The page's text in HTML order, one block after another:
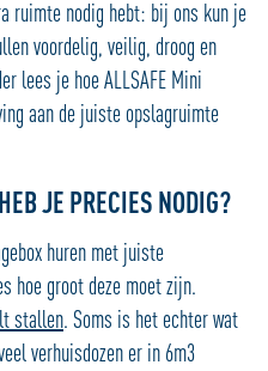
ruimte nodig hebt: bij ons kun je
voordelig, veilig, droog en
lees je hoe ALLSAFE Mini
aan de juiste opslagruimte
JE PRECIES NODIG?
huren met juiste
hoe groot deze moet zijn.
stallen. Soms is het echter wat
verhuisdozen er in 6m3